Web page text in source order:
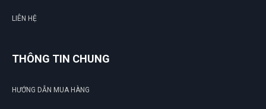
LIÊN HỆ
THÔNG TIN CHUNG
HƯỚNG DẪN MUA HÀNG